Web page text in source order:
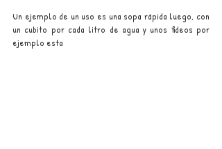
Un ejemplo de un uso es una sopa rápida luego, con
un cubito por cada litro de agua y unos fideos por
ejemplo esta